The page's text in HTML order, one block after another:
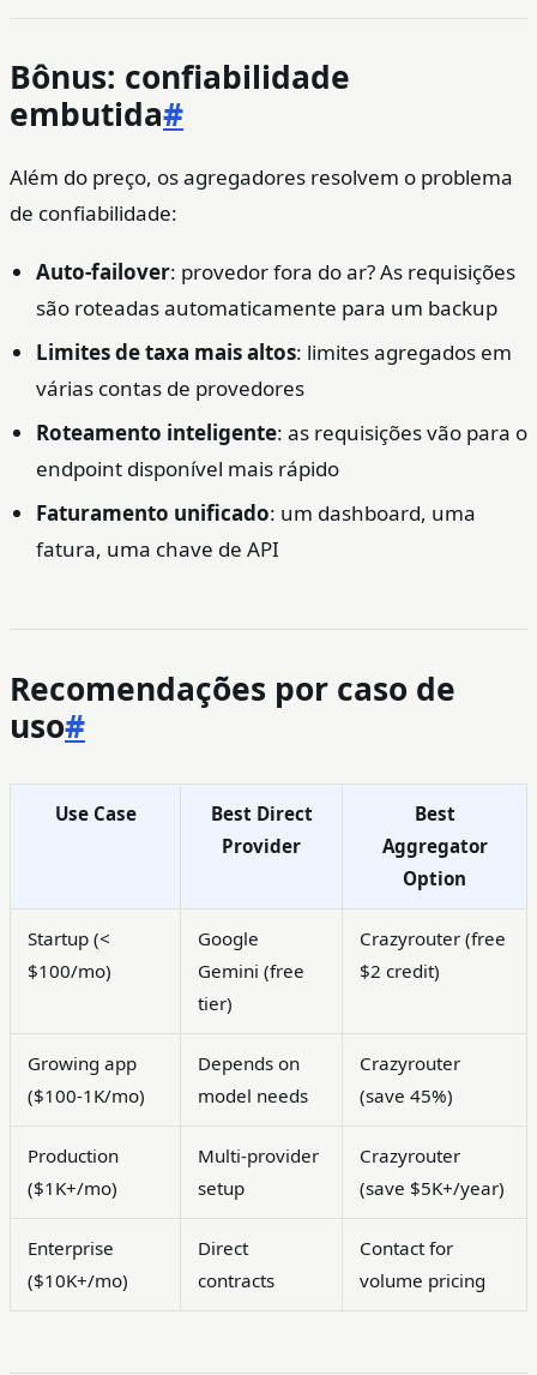
Bônus: confiabilidade
embutida#
Além do preço, os agregadores resolvem o problema
de confiabilidade:
Auto-failover: provedor fora do ar? As requisições
são roteadas automaticamente para um backup
Limites de taxa mais altos: limites agregados em
várias contas de provedores
Roteamento inteligente: as requisições vão para o
endpoint disponível mais rápido
Faturamento unificado: um dashboard, uma
fatura, uma chave de API
Recomendações por caso de
uso#
Use Case
Best Direct
Provider
Best
Aggregator
Option
Startup (<
$100/mo)
Google
Gemini (free
tier)
Crazyrouter (free
$2 credit)
Growing app
($100-1K/mo)
Depends on
model needs
Crazyrouter
(save 45%)
Production
($1K+/mo)
Multi-provider
setup
Crazyrouter
(save $5K+/year)
Enterprise
($10K+/mo)
Direct
contracts
Contact for
volume pricing